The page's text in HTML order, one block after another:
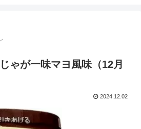
ゃが一味マヨ風味（12月
2024.12.02